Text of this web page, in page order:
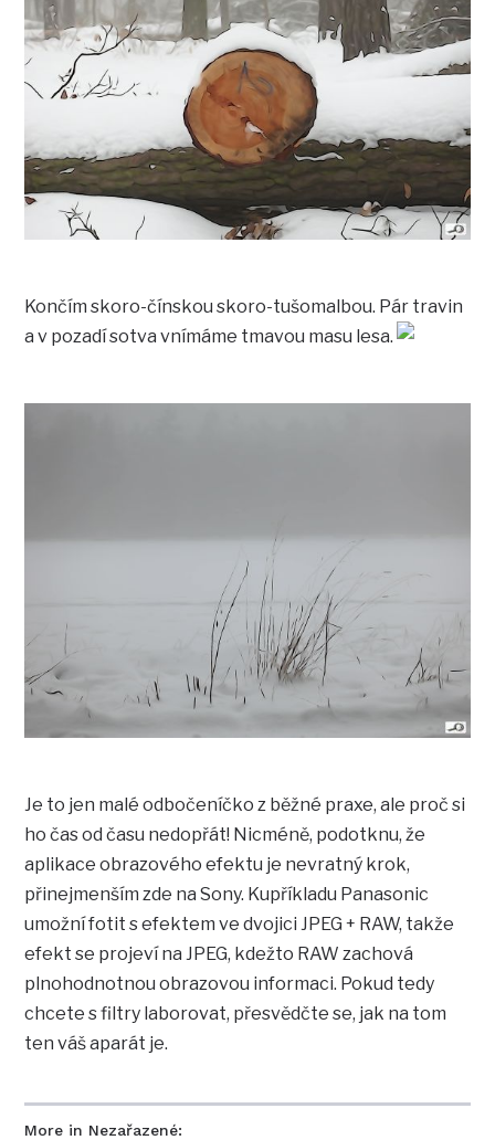
More in Nezařazené:
Končím skoro-čínskou skoro-tušomalbou. Pár travin
a v pozadí sotva vnímáme tmavou masu lesa.
Je to jen malé odbočeníčko z běžné praxe, ale proč si
ho čas od času nedopřát! Nicméně, podotknu, že
aplikace obrazového efektu je nevratný krok,
přinejmenším zde na Sony. Kupříkladu Panasonic
umožní fotit s efektem ve dvojici JPEG + RAW, takže
efekt se projeví na JPEG, kdežto RAW zachová
plnohodnotnou obrazovou informaci. Pokud tedy
chcete s filtry laborovat, přesvědčte se, jak na tom
ten váš aparát je.